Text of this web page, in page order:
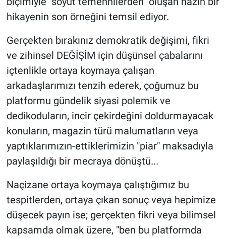
hikayenin son örneğini temsil ediyor.
Gerçekten bırakınız demokratik değişimi, fikri
ve zihinsel DEĞİŞİM için düşünsel çabalarını
içtenlikle ortaya koymaya çalışan
arkadaşlarımızı tenzih ederek, çoğumuz bu
platformu gündelik siyasi polemik ve
dedikoduların, incir çekirdeğini doldurmayacak
konuların, magazin türü malumatların veya
yaptıklarımızın-ettiklerimizin "piar" maksadıyla
paylaşıldığı bir mecraya dönüştü...
Naçizane ortaya koymaya çalıştığımız bu
tespitlerden, ortaya çıkan sonuç veya hepimize
düşecek payın ise; gerçekten fikri veya bilimsel
kapsamda olmak üzere, "ben bu platformda